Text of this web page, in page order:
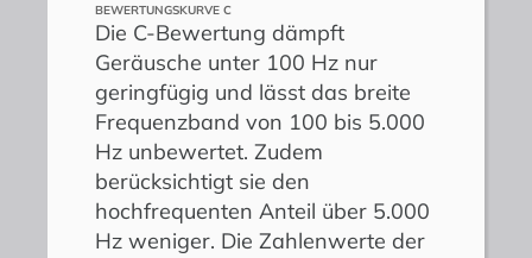
BEWERTUNGSKURVE C
Die C-Bewertung dämpft
Geräusche unter 100 Hz nur
geringfügig und lässt das breite
Frequenzband von 100 bis 5.000
Hz unbewertet. Zudem
berücksichtigt sie den
hochfrequenten Anteil über 5.000
Hz weniger. Die Zahlenwerte der